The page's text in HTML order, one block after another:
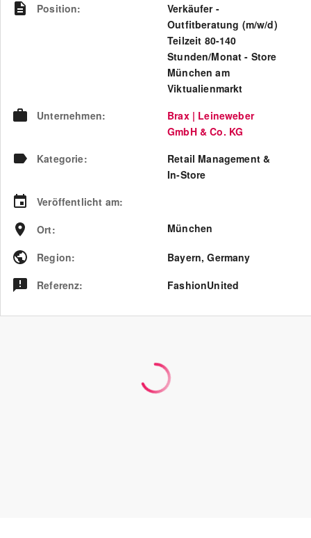
Position:
Verkäufer -
Outfitberatung (m/w/d)
Teilzeit 80-140
Stunden/Monat - Store
München am
Viktualienmarkt
Unternehmen:
Brax | Leineweber
GmbH & Co. KG
Kategorie:
Retail Management &
In-Store
Veröffentlicht am:
Ort: München
Region: Bayern,Germany
Referenz: FashionUnited